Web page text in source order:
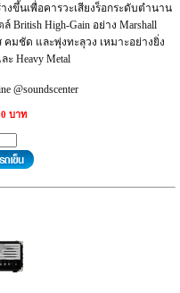
งขึ้นเพื่อคารวะเสียงร็อกระดับตำนาน
British High-Gain อย่าง Marshall
มชัด และพุ่งทะลุวง เหมาะอย่างยิ่ง
ะ Heavy Metal
@soundscenter
บาท